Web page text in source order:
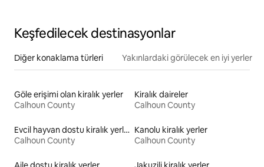
Keşfedilecek destinasyonlar
Diğer konaklama türleri Yakınlardaki görülecek en iyi yerler
Göle erişimi olan kiralık yerler
Calhoun County
Kiralık daireler
Calhoun County
Evcil hayvan dostu kiralık yerler
Calhoun County
Kanolu kiralık yerler
Calhoun County